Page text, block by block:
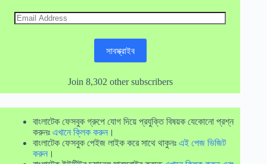
Email
Address
সাবস্ক্রাইব
Join 8,302 other subscribers
বাংলাটেক ফেসবুক গ্রুপে যোগ দিয়ে প্রযুক্তি বিষয়ক যেকোনো প্রশ্ন
করুনঃ এখানে ক্লিক করুন ।
বাংলাটেক ফেসবুক পেইজ লাইক করে সাথে থাকুনঃ এই পেজ ভিজিট
করুন ।